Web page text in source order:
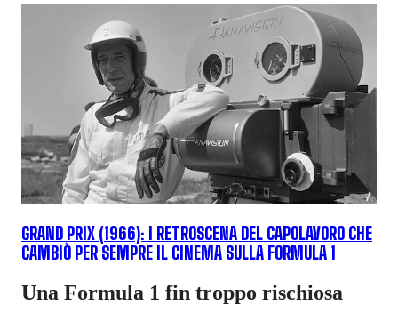
GRAND PRIX (1966): I RETROSCENA DEL CAPOLAVORO CHE
CAMBIÒ PER SEMPRE IL CINEMA SULLA FORMULA 1
Una Formula 1 fin troppo rischiosa